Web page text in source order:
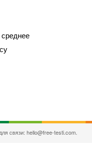
связи: hello@free-testi.com.